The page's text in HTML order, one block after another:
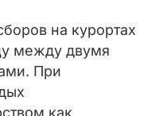
на курортах
между двумя
При
как